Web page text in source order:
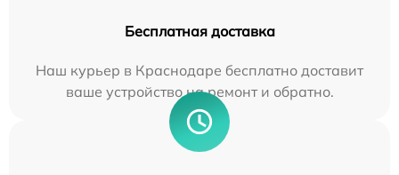
Бесплатная доставка
Наш курьер в Краснодаре бесплатно доставит
ваше устройство на ремонт и обратно.